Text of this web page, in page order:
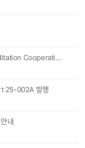
[보도자료] 국제인정협력체(Global Accreditation Cooperation Incorporated) 공식 출범
25-002A 발행
내